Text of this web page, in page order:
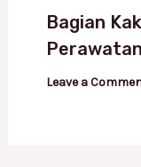
Bagian
Leave a